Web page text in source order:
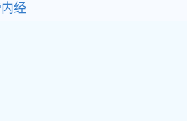
经